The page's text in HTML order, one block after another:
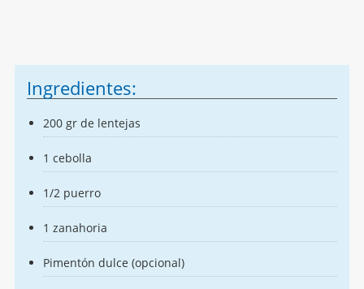
Ingredientes:
200 gr de lentejas
1 cebolla
1/2 puerro
1 zanahoria
Pimentón dulce (opcional)